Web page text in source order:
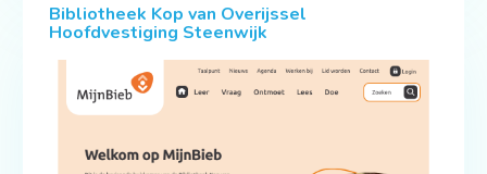
Bibliotheek Kop van Overijssel
Hoofdvestiging Steenwijk